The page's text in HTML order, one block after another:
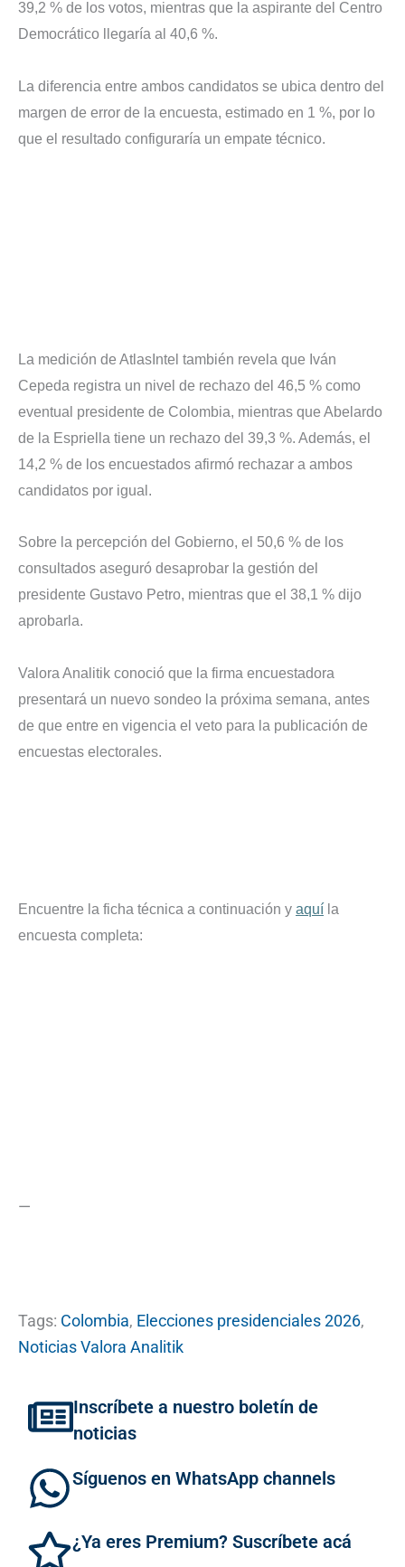
39,2 % de los votos, mientras que la aspirante del Centro
Democrático llegaría al 40,6 %.
La diferencia entre ambos candidatos se ubica dentro del
margen de error de la encuesta, estimado en 1 %, por lo
que el resultado configuraría un empate técnico.
La medición de AtlasIntel también revela que Iván
Cepeda registra un nivel de rechazo del 46,5 % como
eventual presidente de Colombia, mientras que Abelardo
de la Espriella tiene un rechazo del 39,3 %. Además, el
14,2 % de los encuestados afirmó rechazar a ambos
candidatos por igual.
Sobre la percepción del Gobierno, el 50,6 % de los
consultados aseguró desaprobar la gestión del
presidente Gustavo Petro, mientras que el 38,1 % dijo
aprobarla.
Valora Analitik conoció que la firma encuestadora
presentará un nuevo sondeo la próxima semana, antes
de que entre en vigencia el veto para la publicación de
encuestas electorales.
Encuentre la ficha técnica a continuación y aquí la
encuesta completa:
—
Tags: Colombia, Elecciones presidenciales 2026,
Noticias Valora Analitik
Inscríbete a nuestro boletín de
noticias
Síguenos en WhatsApp channels
¿Ya eres Premium? Suscríbete acá